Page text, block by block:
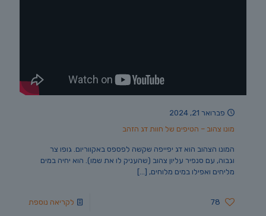
פברואר 21, 2024
מונו צהוב – הטיפים של חוות דג הזהב
המונו הצהוב הוא דג יפייפה שקשה לפספס באקווריום. גופו צר
וגבוה, עם סנפיר עליון צהוב (שהעניק לו את שמו). הוא יחיה במים
מליחים ואפילו במים מלוחים, […]
78 לקריאה נוספת